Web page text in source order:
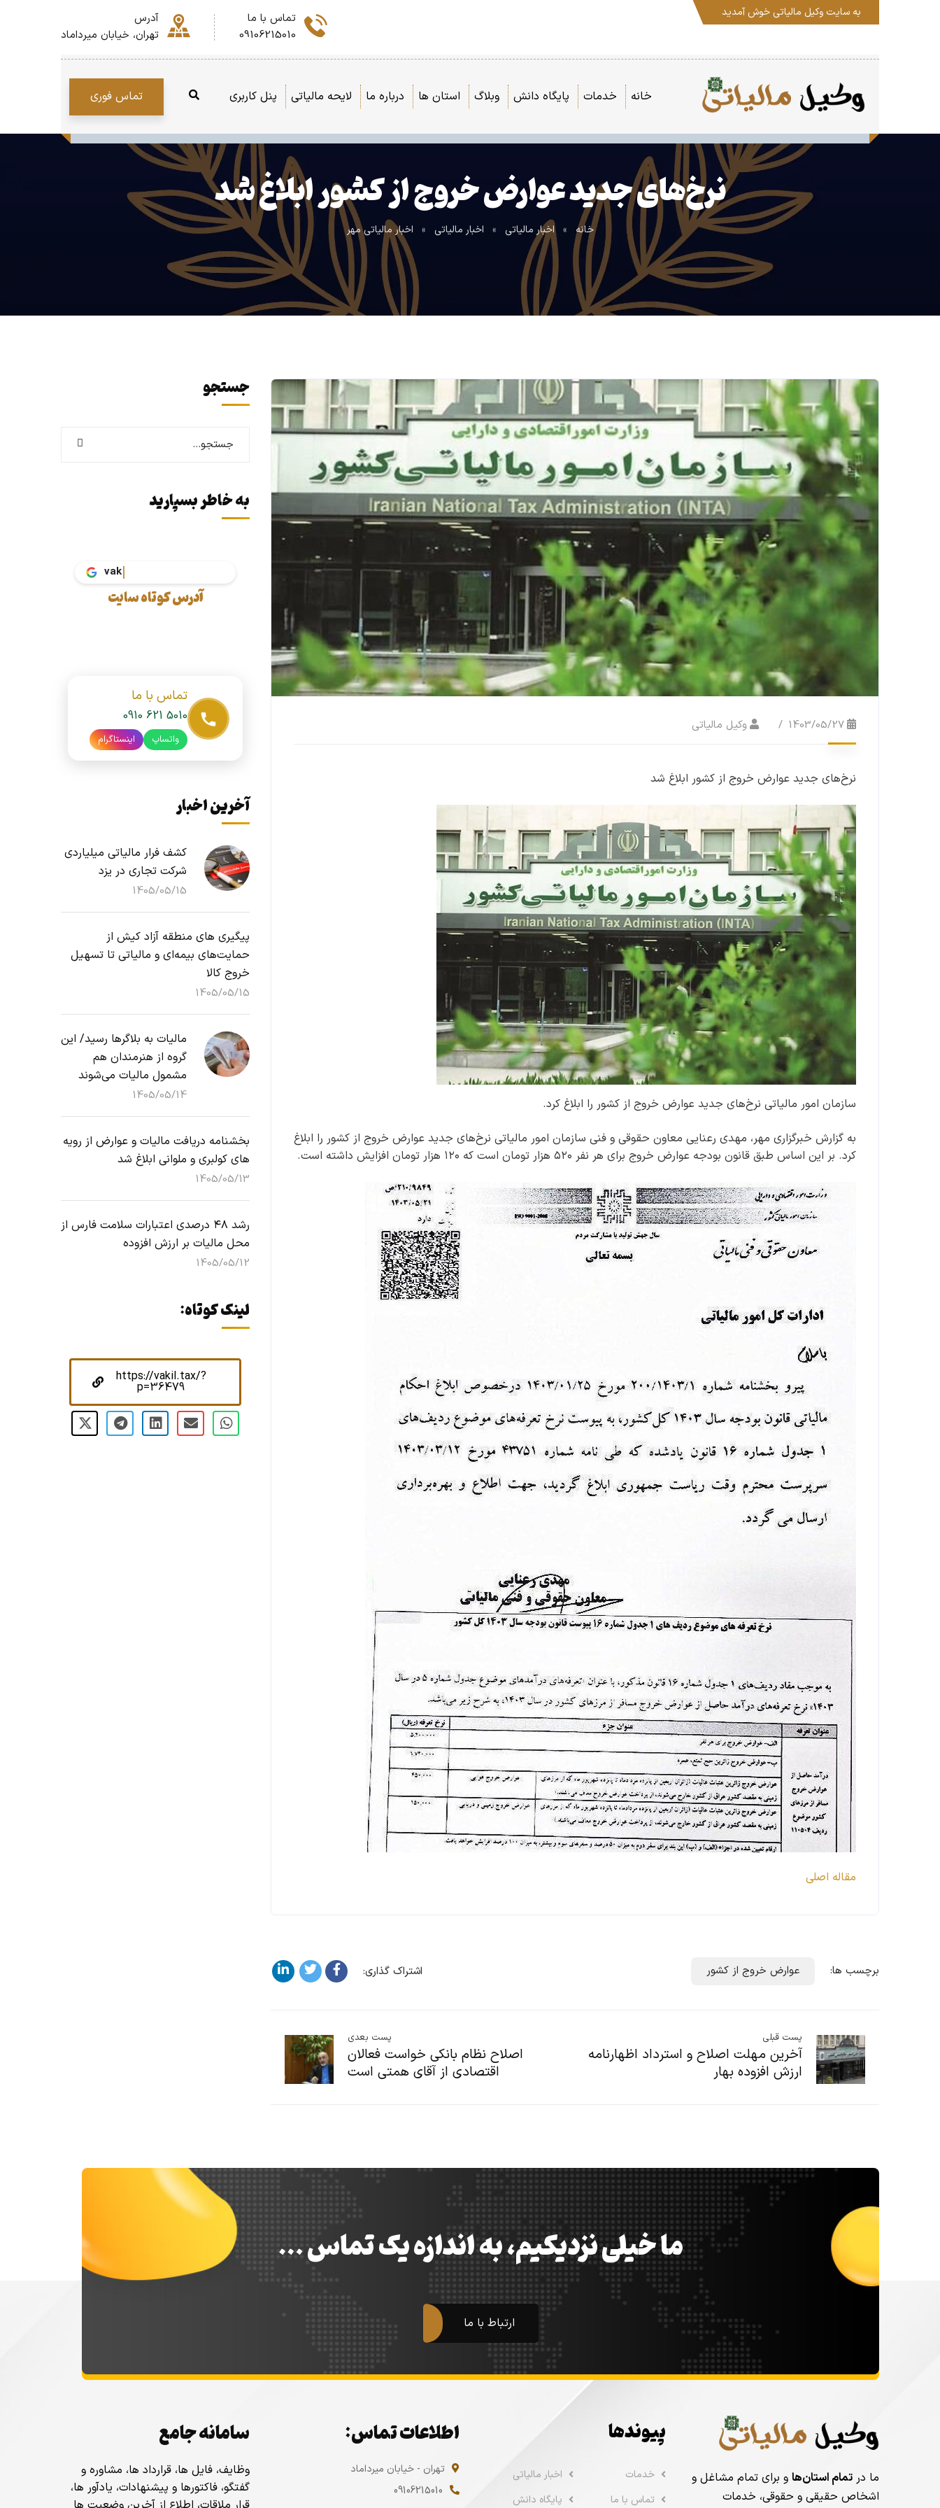
به سایت وکیل مالیاتی خوش آمدید
تماس با ما
09106215010
آدرس
تهران، خیابان میرداماد
خانه خدمات پایگاه دانش وبلاگ استان ها درباره ما لایحه مالیاتی پنل کاربری تماس فوری
نرخ‌های جدید عوارض خروج از کشور ابلاغ شد
خانه » اخبار مالیاتی » اخبار مالیاتی » اخبار مالیاتی مهر
1403/05/27 وکیل مالیاتی
نرخ‌های جدید عوارض خروج از کشور ابلاغ شد
سازمان امور مالیاتی نرخ‌های جدید عوارض خروج از کشور را ابلاغ کرد.
به گزارش خبرگزاری مهر، مهدی رعنایی معاون حقوقی و فنی سازمان امور مالیاتی نرخ‌های جدید عوارض خروج از کشور را ابلاغ
کرد. بر این اساس طبق قانون بودجه عوارض خروج برای هر نفر ۵۲۰ هزار تومان است که ۱۲۰ هزار تومان افزایش داشته است.
مقاله اصلی
برچسب ها: عوارض خروج از کشور اشتراک گذاری:
پست قبلی
آخرین مهلت اصلاح و استرداد اظهارنامه
ارزش افزوده بهار
پست بعدی
اصلاح نظام بانکی خواست فعالان
اقتصادی از آقای همتی است
جستجو
به خاطر بسپارید
v
آدرس کوتاه سایت
تماس با ما
0910 621 5010
واتساپ اینستاگرام
آخرین اخبار
کشف فرار مالیاتی میلیاردی
شرکت تجاری در یزد
1405/05/15
پیگیری های منطقه آزاد کیش از
حمایت‌های بیمه‌ای و مالیاتی تا تسهیل
خروج کالا
1405/05/15
مالیات به بلاگرها رسید/ این
گروه از هنرمندان هم
مشمول مالیات می‌شوند
1405/05/14
بخشنامه دریافت مالیات و عوارض از رویه
های کولبری و ملوانی ابلاغ شد
1405/05/13
رشد ۴۸ درصدی اعتبارات سلامت فارس از
محل مالیات بر ارزش افزوده
1405/05/12
لینک کوتاه:
https://vakil.tax/?
p=36479
ما خیلی نزدیکیم، به اندازه یک تماس …
ارتباط با ما
ما در تمام استان‌ها و برای تمام مشاغل و
اشخاص حقیقی و حقوقی، خدمات
پیوندها
خدمات
اخبار مالیاتی
تماس با ما
پایگاه دانش
اطلاعات تماس:
تهران - خیابان میرداماد
09106215010
سامانه جامع
وظایف، فایل ها، قرارداد ها، مشاوره و
گفتگو، فاکتورها و پیشنهادات، یادآور ها،